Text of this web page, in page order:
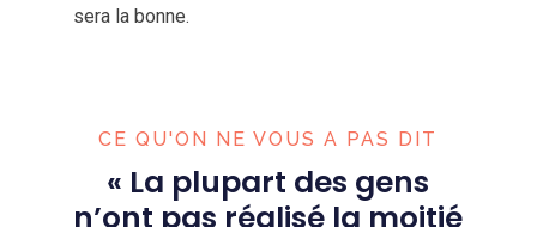
sera la bonne.
CE QU'ON NE VOUS A PAS DIT
« La plupart des gens
n’ont pas réalisé la moitié